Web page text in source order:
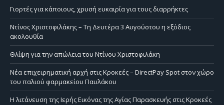
Γιορτές για κάποιους, χρυσή ευκαιρία για τους διαρρήκτες
Ντίνος Χριστοφιλάκης – Τη Δευτέρα 3 Αυγούστου η εξόδιος
ακολουθία
Θλίψη για την απώλεια του Ντίνου Χριστοφιλάκη
Νέα επιχειρηματική αρχή στις Κροκεές – DirectPay Spot στον χώρο
του παλιού φαρμακείου Παυλάκου
Η λιτάνευση της Ιερής Εικόνας της Αγίας Παρασκευής στις Κροκεές